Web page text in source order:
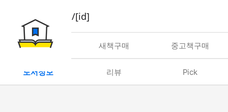
book/rent/[id]
대여 새책구매 중고책구매
도서정보 리뷰 Pick